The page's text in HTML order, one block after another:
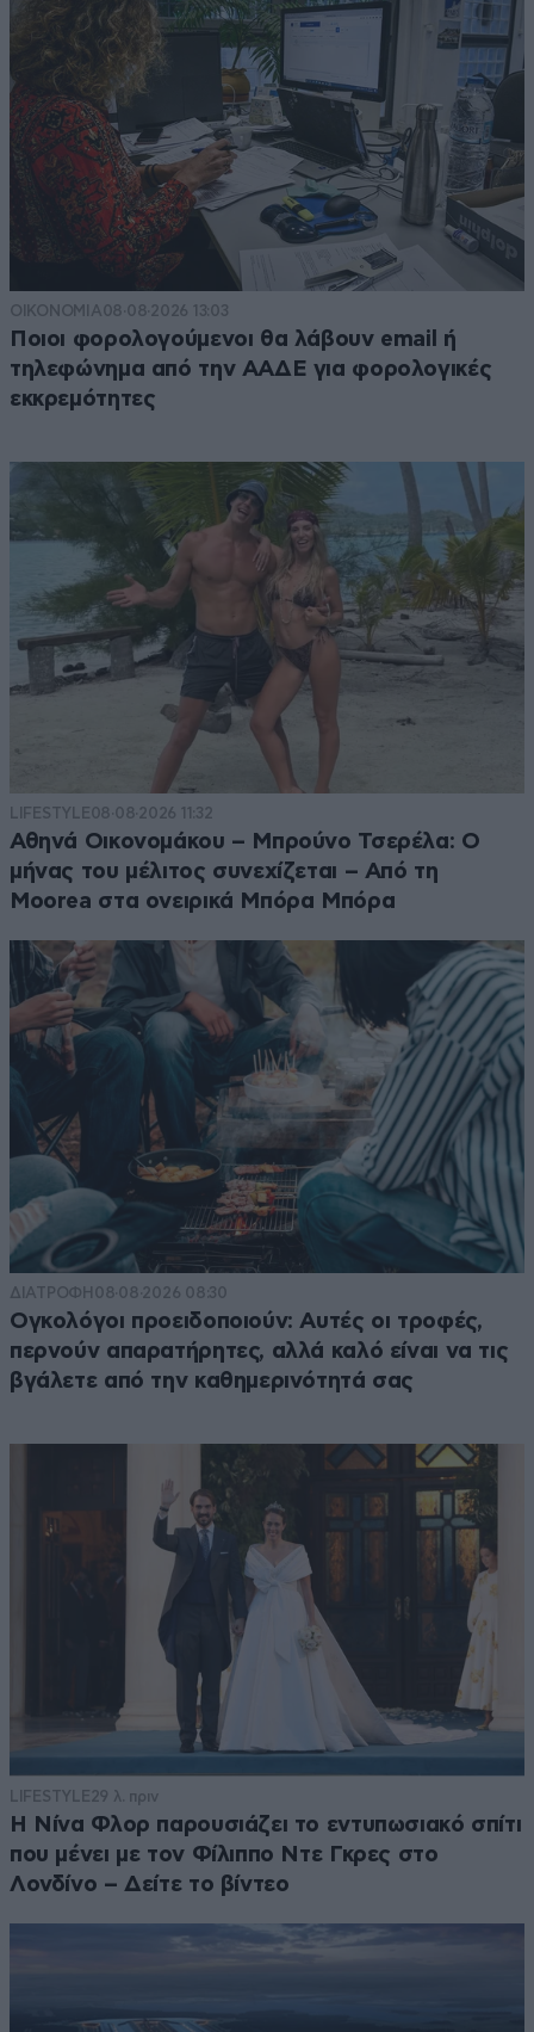
ΟΙΚΟΝΟΜΙΑ08·08·2026 13:03
Ποιοι φορολογούμενοι θα λάβουν email ή
τηλεφώνημα από την ΑΑΔΕ για φορολογικές
εκκρεμότητες
LIFESTYLE08·08·2026 11:32
Αθηνά Οικονομάκου – Μπρούνο Τσερέλα: Ο
μήνας του μέλιτος συνεχίζεται – Από τη
Moorea στα ονειρικά Μπόρα Μπόρα
ΔΙΑΤΡΟΦΗ 08·08·2026 08:30
Ογκολόγοι προειδοποιούν: Αυτές οι τροφές,
περνούν απαρατήρητες, αλλά καλό είναι να τις
βγάλετε από την καθημερινότητά σας
LIFESTYLE 29 λ. πριν
Η Νίνα Φλορ παρουσιάζει το εντυπωσιακό σπίτι
που μένει με τον Φίλιππο Ντε Γκρες στο
Λονδίνο – Δείτε το βίντεο